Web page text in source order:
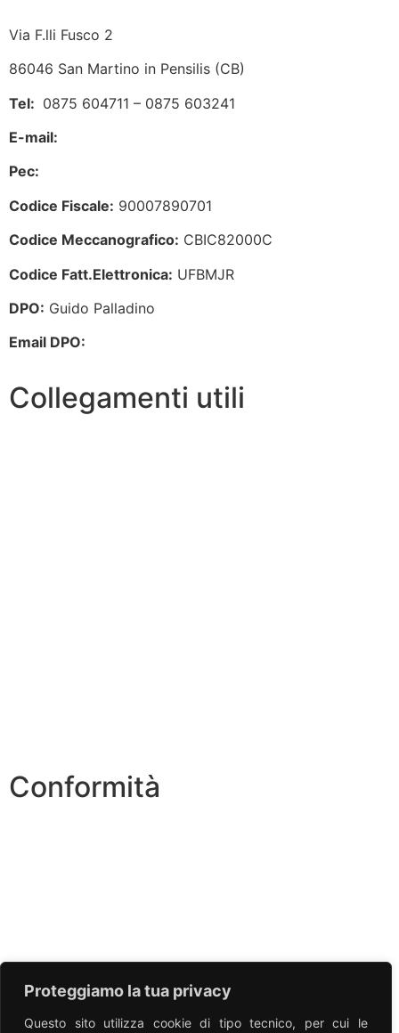
Proteggiamo la tua privacy
Questo sito utilizza cookie di tipo tecnico, per cui le
Via F.lli Fusco 2
86046 San Martino in Pensilis (CB)
Tel: 0875 604711 – 0875 603241
E-mail:
Pec:
Codice Fiscale: 90007890701
Codice Meccanografico: CBIC82000C
Codice Fatt.Elettronica: UFBMJR
DPO: Guido Palladino
Email DPO:
Collegamenti utili
Conformità